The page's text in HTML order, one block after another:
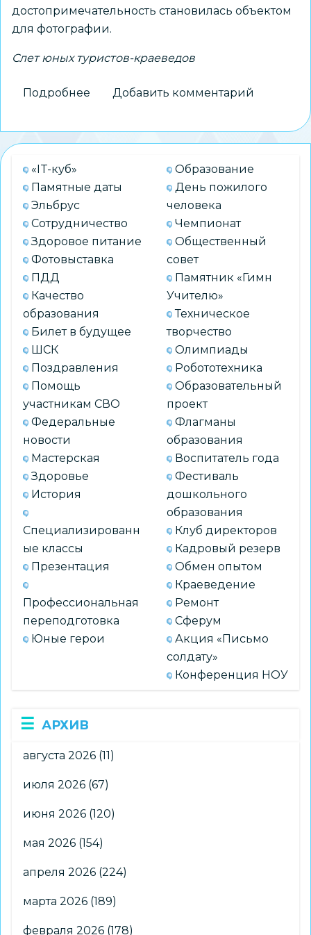
достопримечательность становилась объектом
для фотографии.
Слет юных туристов-краеведов
Подробнее
слет
юных
краеведов
«Урбо_ТУР_Нск»
Добавить комментарий
«IT-куб»
Памятные даты
Эльбрус
Сотрудничество
Здоровое питание
Фотовыставка
ПДД
Качество
образования
Билет в будущее
ШСК
Поздравления
Помощь
участникам СВО
Федеральные
новости
Мастерская
Здоровье
История
Специализированн
ые классы
Презентация
Профессиональная
переподготовка
Юные герои
Образование
День пожилого
человека
Чемпионат
Общественный
совет
Памятник «Гимн
Учителю»
Техническое
творчество
Олимпиады
Робототехника
Образовательный
проект
Флагманы
образования
Воспитатель года
Фестиваль
дошкольного
образования
Клуб директоров
Кадровый резерв
Обмен опытом
Краеведение
Ремонт
Сферум
Акция «Письмо
солдату»
Конференция НОУ
АРХИВ
августа 2026 (11)
июля 2026 (67)
июня 2026 (120)
мая 2026 (154)
апреля 2026 (224)
марта 2026 (189)
февраля 2026 (178)